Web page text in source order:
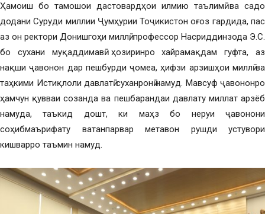
Ҳамоиш бо тамошои дастовардҳои илмию таълимӣ ва садо
додани Суруди миллии Ҷумҳурии Тоҷикистон оғоз гардида, пас
аз он ректори Донишгоҳи миллӣ, профессор Насриддинзода Э.С.
бо сухани муқаддимавӣ ҳозиринро хайрамақдам гуфта, аз
нақши ҷавонон дар пешбурди ҷомеа, ҳифзи арзишҳои миллӣ ва
таҳкими Истиқлоли давлатӣ суханронӣ намуд. Мавсуф ҷавононро
ҳамчун қувваи созанда ва пешбарандаи давлату миллат арзёбӣ
намуда, таъкид дошт, ки маҳз бо неруи ҷавонони
соҳибмаърифату ватанпарвар метавон рушди устувори
кишварро таъмин намуд.